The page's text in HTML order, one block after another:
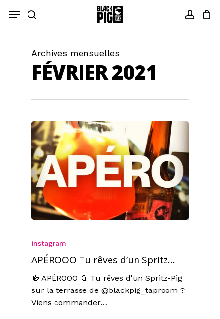
recherche
Menu
Archives mensuelles
FÉVRIER 2021
instagram
APÉROOO Tu rêves d’un Spritz…
🍻 APÉROOO 🍻 Tu rêves d'un Spritz-Pig
sur la terrasse de @blackpig_taproom ?
Viens commander…